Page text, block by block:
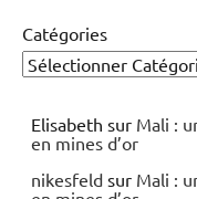
Catégories
Elisabeth sur Mali :
en mines d’or
nikesfeld sur Mali :